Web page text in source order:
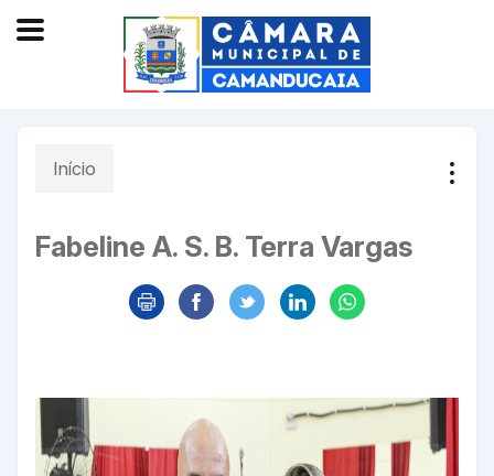
Início
Fabeline A. S. B. Terra Vargas